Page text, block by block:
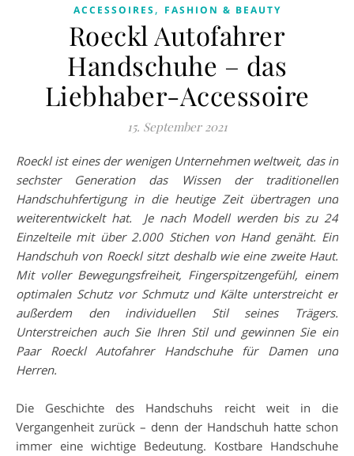
ACCESSOIRES, FASHION & BEAUTY
Roeckl Autofahrer
Handschuhe – das
Liebhaber-Accessoire
15. September 2021
Roeckl ist eines der wenigen Unternehmen weltweit, das in
sechster Generation das Wissen der traditionellen
Handschuhfertigung in die heutige Zeit übertragen und
weiterentwickelt hat. Je nach Modell werden bis zu 24
Einzelteile mit über 2.000 Stichen von Hand genäht. Ein
Handschuh von Roeckl sitzt deshalb wie eine zweite Haut.
Mit voller Bewegungsfreiheit, Fingerspitzengefühl, einem
optimalen Schutz vor Schmutz und Kälte unterstreicht er
außerdem den individuellen Stil seines Trägers.
Unterstreichen auch Sie Ihren Stil und gewinnen Sie ein
Paar Roeckl Autofahrer Handschuhe für Damen und
Herren.
Die Geschichte des Handschuhs reicht weit in die
Vergangenheit zurück – denn der Handschuh hatte schon
immer eine wichtige Bedeutung. Kostbare Handschuhe